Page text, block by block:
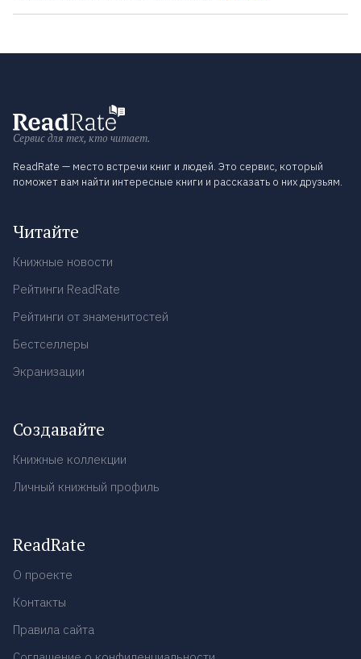
Сервис для тех, кто читает.
ReadRate — место встречи книг и людей. Это сервис, который
поможет вам найти интересные книги и рассказать о них друзьям.
Читайте
Книжные новости
Рейтинги ReadRate
Рейтинги от знаменитостей
Бестселлеры
Экранизации
Создавайте
Книжные коллекции
Личный книжный профиль
ReadRate
О проекте
Контакты
Правила сайта